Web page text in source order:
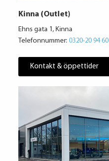
Kinna (Outlet)
Ehns gata 1, Kinna
Telefonnummer: 0320-20 94 60
Kontakt & öppettider